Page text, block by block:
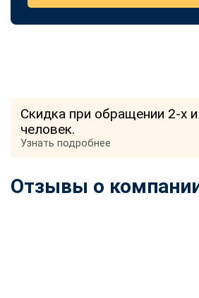
Скидка при обращении 2-х
человек.
Узнать подробнее
Отзывы о